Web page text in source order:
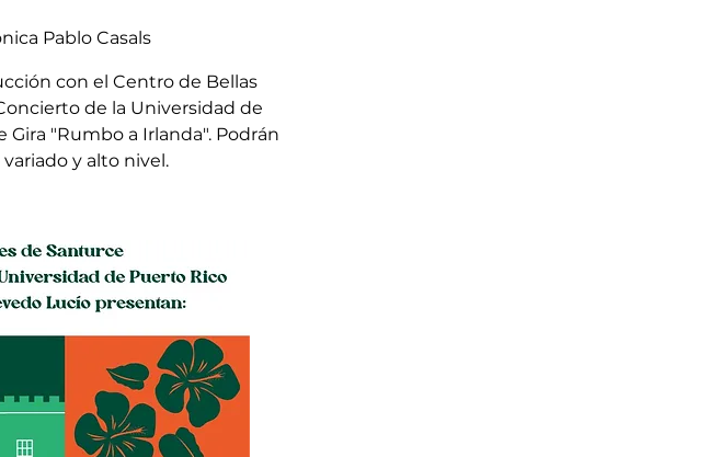
Pablo Casals
con el Centro de Bellas
de la Universidad de
"Rumbo a Irlanda". Podrán
y alto nivel.